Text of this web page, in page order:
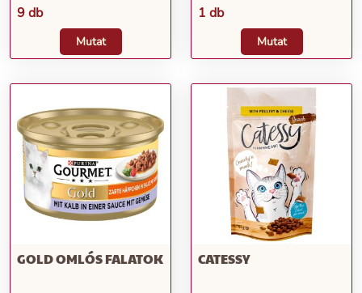
9 db
Mutat
1 db
Mutat
GOLD OMLÓS FALATOK CATESSY